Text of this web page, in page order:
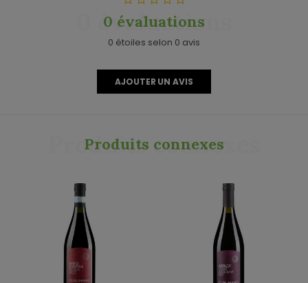
0 évaluations
0 évaluations
0 étoiles selon 0 avis
AJOUTER UN AVIS
Produits connexes
Produits connexes